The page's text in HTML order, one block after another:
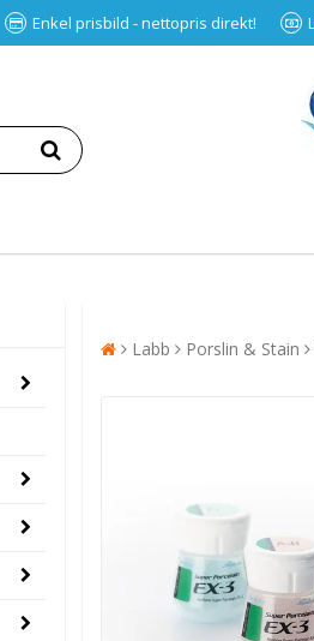
Enkel prisbild - nettopris direkt!
Labb Porslin & Stain